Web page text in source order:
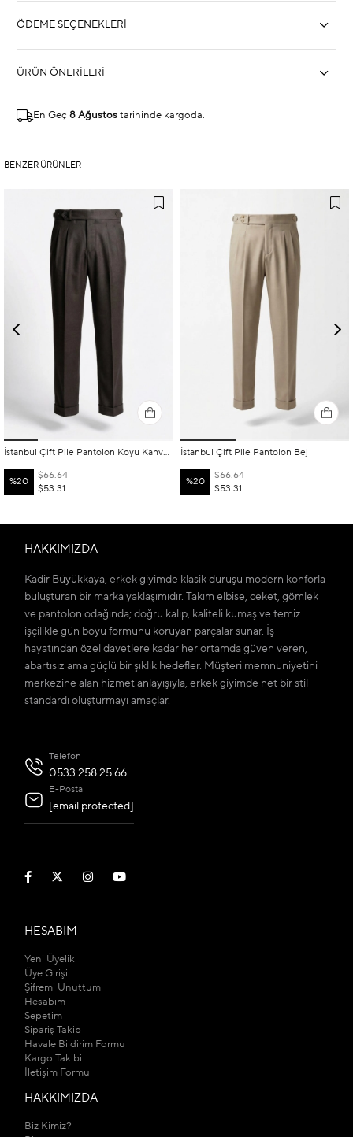
ÖDEME SEÇENEKLERI
ÜRÜN ÖNERILERI
En Geç 8 Ağustos tarihinde kargoda.
BENZER ÜRÜNLER
İstanbul Çift Pile Pantolon Koyu Kahverengi
%20
$53.31
$66.64
İstanbul Çift Pile Pantolon Bej
%20
$53.31
$66.64
HAKKIMIZDA
Kadir Büyükkaya, erkek giyimde klasik duruşu modern konforla
buluşturan bir marka yaklaşımıdır. Takım elbise, ceket, gömlek
ve pantolon odağında; doğru kalıp, kaliteli kumaş ve temiz
işçilikle gün boyu formunu koruyan parçalar sunar. İş
hayatından özel davetlere kadar her ortamda güven veren,
abartısız ama güçlü bir şıklık hedefler. Müşteri memnuniyetini
merkezine alan hizmet anlayışıyla, erkek giyimde net bir stil
standardı oluşturmayı amaçlar.
Telefon
0533 258 25 66
E-Posta
[email protected]
HESABIM
Yeni Üyelik
Üye Girişi
Şifremi Unuttum
Hesabım
Sepetim
Sipariş Takip
Havale Bildirim Formu
Kargo Takibi
İletişim Formu
HAKKIMIZDA
Biz Kimiz?